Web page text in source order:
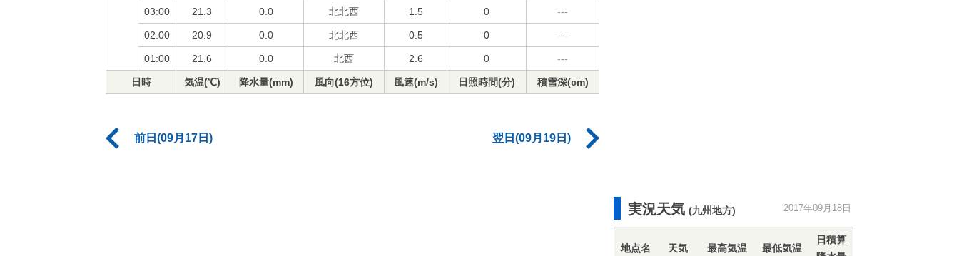
03:00 21.3 0.0 北北西 1.5 0 ---
02:00 20.9 0.0 北北西 0.5 0 ---
01:00 21.6 0.0 北西 2.6 0 ---
日時 気温(℃) 降水量(mm) 風向(16方位) 風速(m/s) 日照時間(分) 積雪深(cm)
前日(09月17日) 翌日(09月19日)
実況天気 (九州地方) 2017年09月18日
地点名 天気 最高気温 最低気温
日積算